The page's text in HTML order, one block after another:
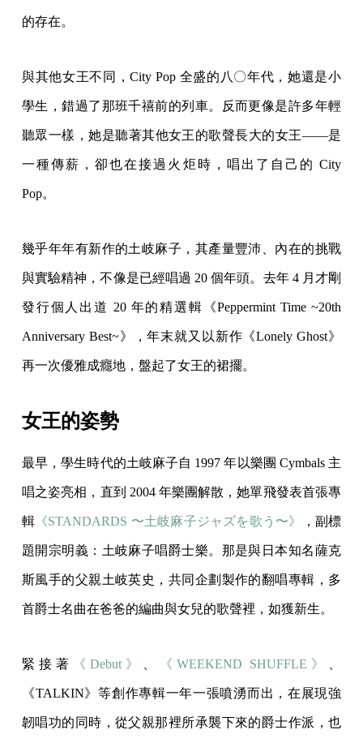
的存在。
與其他女王不同，City Pop 全盛的八〇年代，她還是小
學生，錯過了那班千禧前的列車。反而更像是許多年輕
聽眾一樣，她是聽著其他女王的歌聲長大的女王——是
一種傳薪，卻也在接過火炬時，唱出了自己的 City
Pop。
幾乎年年有新作的土岐麻子，其產量豐沛、內在的挑戰
與實驗精神，不像是已經唱過 20 個年頭。去年 4 月才剛
發行個人出道 20 年的精選輯《Peppermint Time ~20th
Anniversary Best~》，年末就又以新作《Lonely Ghost》
再一次優雅成癮地，盤起了女王的裙擺。
女王的姿勢
最早，學生時代的土岐麻子自 1997 年以樂團 Cymbals 主
唱之姿亮相，直到 2004 年樂團解散，她單飛發表首張專
輯 《STANDARDS 〜土岐麻子ジャズを歌う〜》 ，副標
題開宗明義：土岐麻子唱爵士樂。那是與日本知名薩克
斯風手的父親土岐英史，共同企劃製作的翻唱專輯，多
首爵士名曲在爸爸的編曲與女兒的歌聲裡，如獲新生。
緊接著 《Debut》 《WEEKEND SHUFFLE》
《TALKIN》等創作專輯一年一張噴湧而出，在展現強
韌唱功的同時，從父親那裡所承襲下來的爵士作派，也